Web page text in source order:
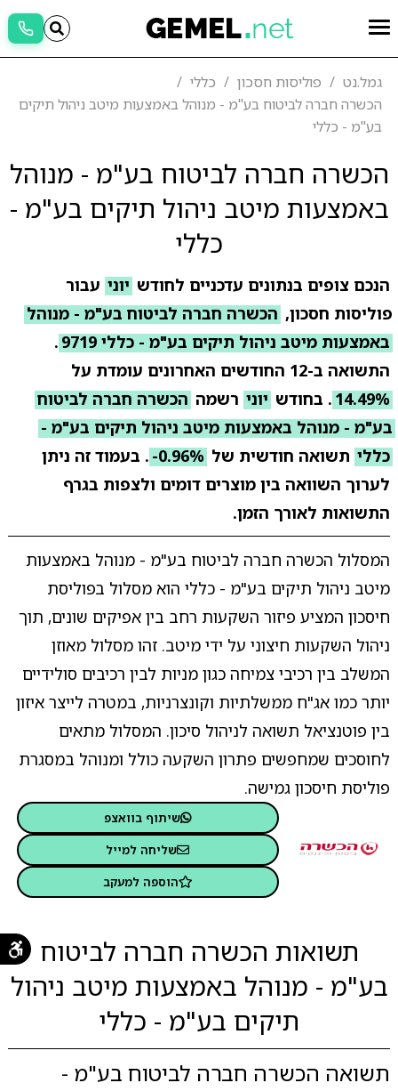
גמל.נט פוליסות חסכון
כללי
הכשרה חברה לביטוח בע"מ - מנוהל באמצעות מיטב ניהול תיקים
בע"מ - כללי
הכשרה חברה לביטוח בע"מ - מנוהל
באמצעות מיטב ניהול תיקים בע"מ -
כללי
הנכם צופים בנתונים עדכניים לחודש יוני עבור
פוליסות חסכון, הכשרה חברה לביטוח בע"מ - מנוהל
באמצעות מיטב ניהול תיקים בע"מ - כללי 9719
.
התשואה ב-12 החודשים האחרונים עומדת על
14.49% . בחודש יוני רשמה הכשרה חברה לביטוח
בע"מ - מנוהל באמצעות מיטב ניהול תיקים בע"מ -
כללי תשואה חודשית של -0.96% . בעמוד זה ניתן
לערוך השוואה בין מוצרים דומים ולצפות בגרף
התשואות לאורך הזמן.
המסלול הכשרה חברה לביטוח בע"מ - מנוהל באמצעות
מיטב ניהול תיקים בע"מ - כללי הוא מסלול בפוליסת
חיסכון המציע פיזור השקעות רחב בין אפיקים שונים, תוך
ניהול השקעות חיצוני על ידי מיטב. זהו מסלול מאוזן
המשלב בין רכיבי צמיחה כגון מניות לבין רכיבים סולידיים
יותר כמו אג"ח ממשלתיות וקונצרניות, במטרה לייצר איזון
בין פוטנציאל תשואה לניהול סיכון. המסלול מתאים
לחוסכים שמחפשים פתרון השקעה כולל ומנוהל במסגרת
פוליסת חיסכון גמישה.
שיתוף בוואצפ
שליחה למייל
הוספה למעקב
תשואות הכשרה חברה לביטוח
בע"מ - מנוהל באמצעות מיטב ניהול
תיקים בע"מ - כללי
תשואה הכשרה חברה לביטוח בע"מ -